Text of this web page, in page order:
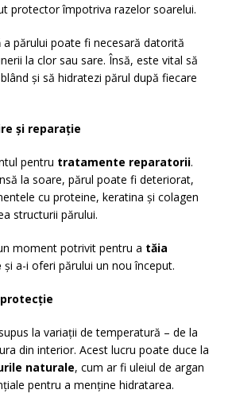
protector împotriva razelor soarelui.
a părului poate fi necesară datorită
la clor sau sare. Însă, este vital să
și să hidratezi părul după fiecare
și reparație
pentru tratamente reparatorii.
la soare, părul poate fi deteriorat,
cu proteine, keratina și colagen
structurii părului.
moment potrivit pentru a tăia
și a-i oferi părului un nou început.
la variații de temperatură – de la
din interior. Acest lucru poate duce la
naturale, cum ar fi uleiul de argan
pentru a menține hidratarea.